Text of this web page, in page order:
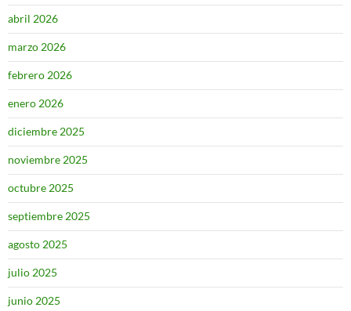
abril 2026
marzo 2026
febrero 2026
enero 2026
diciembre 2025
noviembre 2025
octubre 2025
septiembre 2025
agosto 2025
julio 2025
junio 2025